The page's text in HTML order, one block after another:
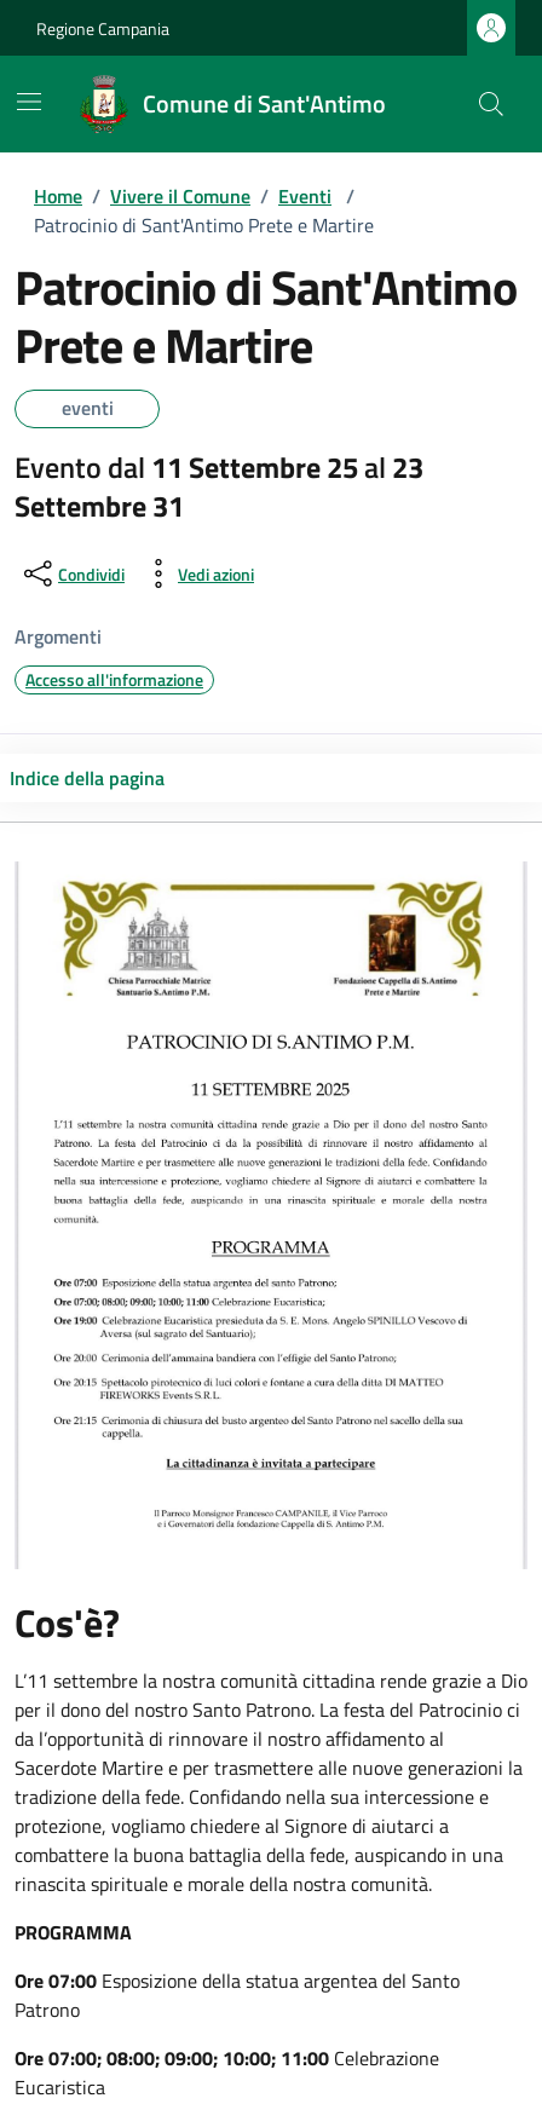
Regione Campania
Comune di Sant'Antimo
Home / Vivere il Comune / Eventi /
Patrocinio di Sant'Antimo Prete e Martire
Patrocinio di Sant'Antimo
Prete e Martire
eventi
Evento dal 11 Settembre 25al23
Settembre 31
Condividi Vedi azioni
Argomenti
Accesso all'informazione
Indice della pagina
Cos'è?
L’11 settembre la nostra comunità cittadina rende grazie a Dio
per il dono del nostro Santo Patrono. La festa del Patrocinio ci
da l’opportunità di rinnovare il nostro affidamento al
Sacerdote Martire e per trasmettere alle nuove generazioni la
tradizione della fede. Confidando nella sua intercessione e
protezione, vogliamo chiedere al Signore di aiutarci a
combattere la buona battaglia della fede, auspicando in una
rinascita spirituale e morale della nostra comunità.
PROGRAMMA
Ore 07:00 Esposizione della statua argentea del Santo
Patrono
Ore 07:00; 08:00; 09:00; 10:00; 11:00 Celebrazione
Eucaristica